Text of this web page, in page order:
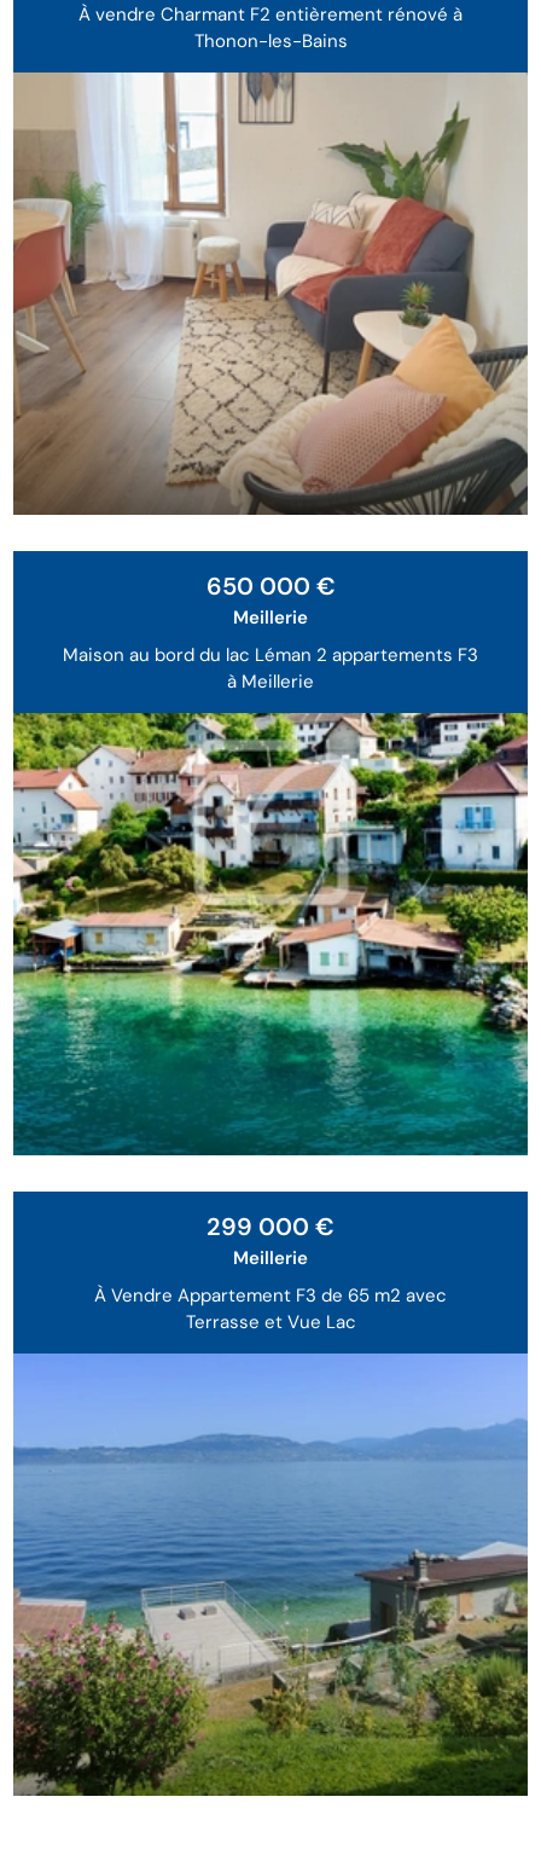
À vendre Charmant F2 entièrement rénové à
Thonon-les-Bains
Maison au bord du lac Léman 2 appartements F3
à Meillerie
650 000 €
Meillerie
À Vendre Appartement F3 de 65 m2 avec
Terrasse et Vue Lac
299 000 €
Meillerie